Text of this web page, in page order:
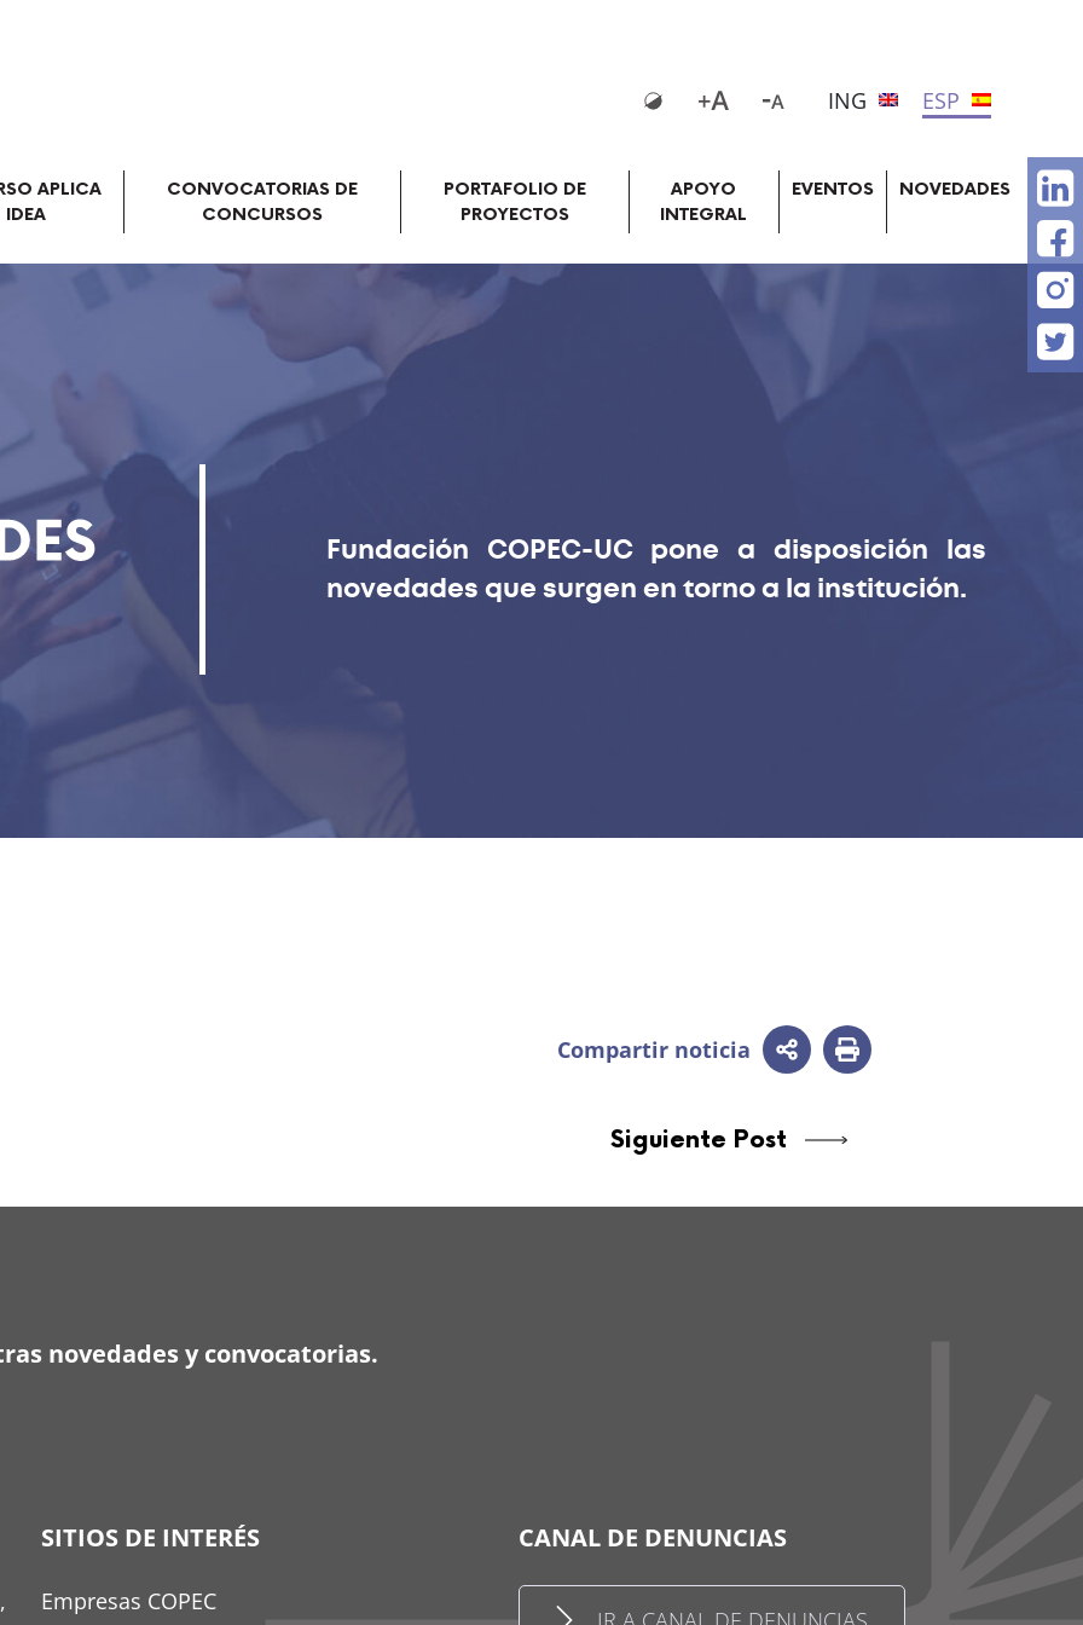
ING ESP
APLICA
IDEA
CONVOCATORIAS DE
CONCURSOS
PORTAFOLIO DE
PROYECTOS
APOYO
INTEGRAL
EVENTOS NOVEDADES
Fundación COPEC-UC pone a disposición las
novedades que surgen en torno a la institución.
Compartir noticia
Siguiente Post
novedades y convocatorias.
SITIOS DE INTERÉS
Empresas COPEC
CANAL DE DENUNCIAS